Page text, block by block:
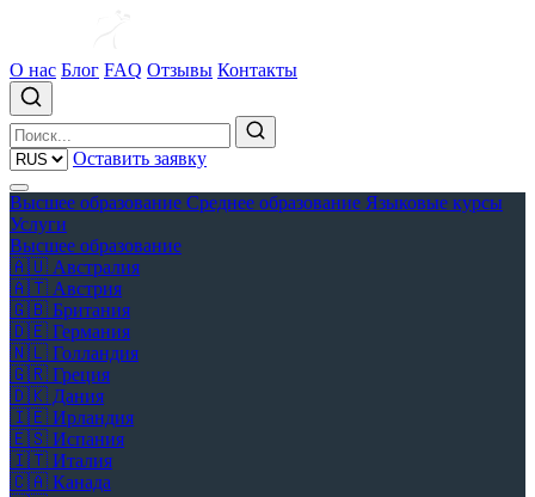
О нас Блог FAQ Отзывы Контакты
Оставить заявку
Высшее образование Среднее образование Языковые курсы
Услуги
Высшее образование
🇦🇺 Австралия
🇦🇹 Австрия
🇬🇧 Британия
🇩🇪 Германия
🇳🇱 Голландия
🇬🇷 Греция
🇩🇰 Дания
🇮🇪 Ирландия
🇪🇸 Испания
🇮🇹 Италия
🇨🇦 Канада